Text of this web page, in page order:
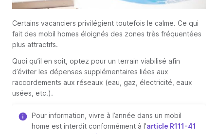
Certains vacanciers privilégient toutefois le calme. Ce qui
fait des mobil homes éloignés des zones très fréquentées
plus attractifs.
Quoi qu’il en soit, optez pour un terrain viabilisé afin
d’éviter les dépenses supplémentaires liées aux
raccordements aux réseaux (eau, gaz, électricité, eaux
usées, etc.).
Pour information, vivre à l’année dans un mobil
home est interdit conformément à l’article R111-41